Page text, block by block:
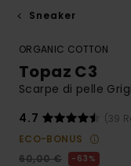
Sneaker
ORGANIC COTTON
Topaz C3
Scarpe di pelle
4.7
(39
ECO-BONUS
60,00 €
63%